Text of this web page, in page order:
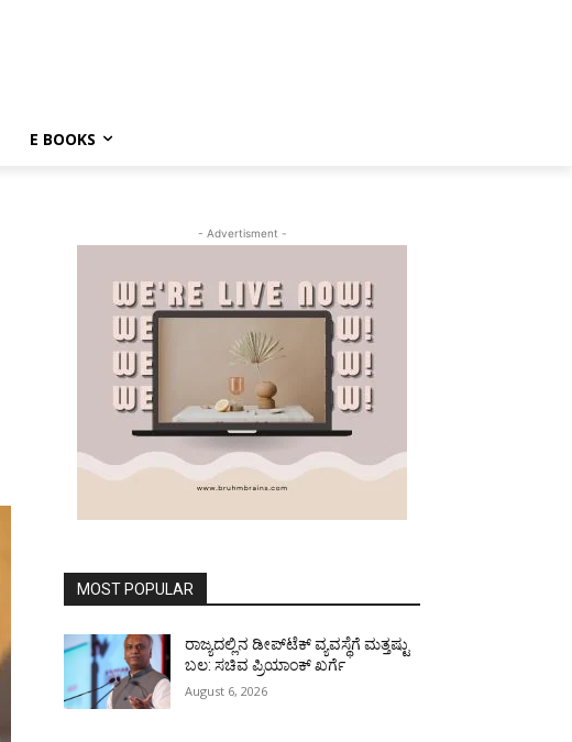
E BOOKS
- Advertisment -
MOST POPULAR
ರಾಜ್ಯದಲ್ಲಿನ ಡೀಪ್‌ಟೆಕ್‌ ವ್ಯವಸ್ಥೆಗೆ ಮತ್ತಷ್ಟು
ಬಲ: ಸಚಿವ ಪ್ರಿಯಾಂಕ್ ಖರ್ಗೆ
August 6, 2026